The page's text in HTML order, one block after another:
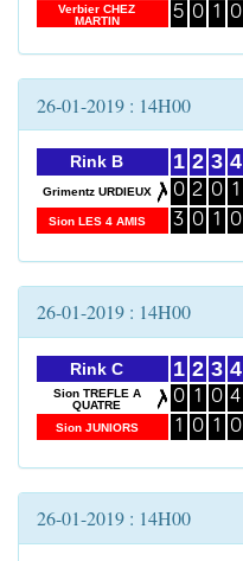
Verbier CHEZ
MARTIN
5 0 1
0
26-01-2019 : 14H00
Rink B
Grimentz URDIEUX
Sion LES 4 AMIS
1
0
3
2
2
0
3
0
1
4
1
0
26-01-2019 : 14H00
Rink C
Sion TREFLE A
QUATRE
Sion JUNIORS
1
0
1
2
1
0
3
0
1
4
4
0
26-01-2019 : 14H00